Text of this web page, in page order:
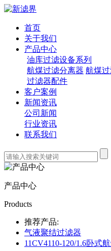
首页
关于我们
产品中心
油库过滤设备系列
航煤过滤分离器 航煤
过滤器配件
客户案例
新闻资讯
公司新闻
行业资讯
联系我们
产品中心
Products
推荐产品:
气液聚结过滤器
11CV4110-120/1.6卧式